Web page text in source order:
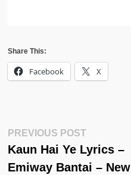
Share This:
Facebook X
Post
Navigation
PREVIOUS POSTPrevious
Post:
Kaun Hai Ye Lyrics –
Emiway Bantai – New